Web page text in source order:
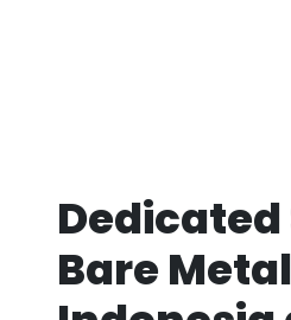
Bare Metal